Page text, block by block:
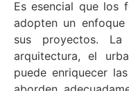
Es esencial que los
adopten un
sus proyectos. La
arquitectura, el
puede enriquecer